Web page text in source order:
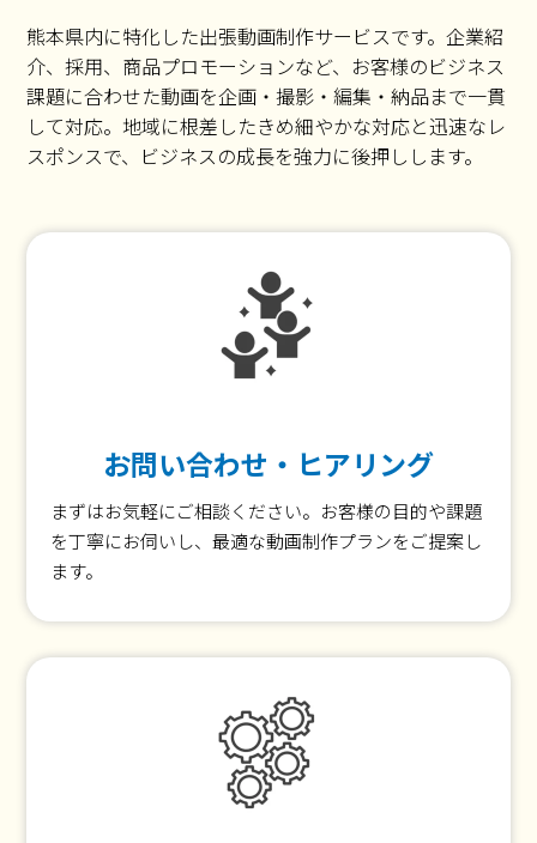
熊本県内に特化した出張動画制作サービスです。企業紹
介、採用、商品プロモーションなど、お客様のビジネス
課題に合わせた動画を企画・撮影・編集・納品まで一貫
して対応。地域に根差したきめ細やかな対応と迅速なレ
スポンスで、ビジネスの成長を強力に後押しします。
お問い合わせ・ヒアリング
まずはお気軽にご相談ください。お客様の目的や課題
を丁寧にお伺いし、最適な動画制作プランをご提案し
ます。